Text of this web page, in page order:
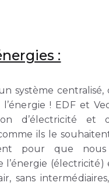
:
système centralisé,
l’énergie ! EDF et
d’électricité et
ils le
pour que nous
l’énergie
sans